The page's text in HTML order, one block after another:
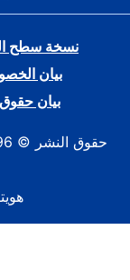
نسخة سطح
بيان
بيان